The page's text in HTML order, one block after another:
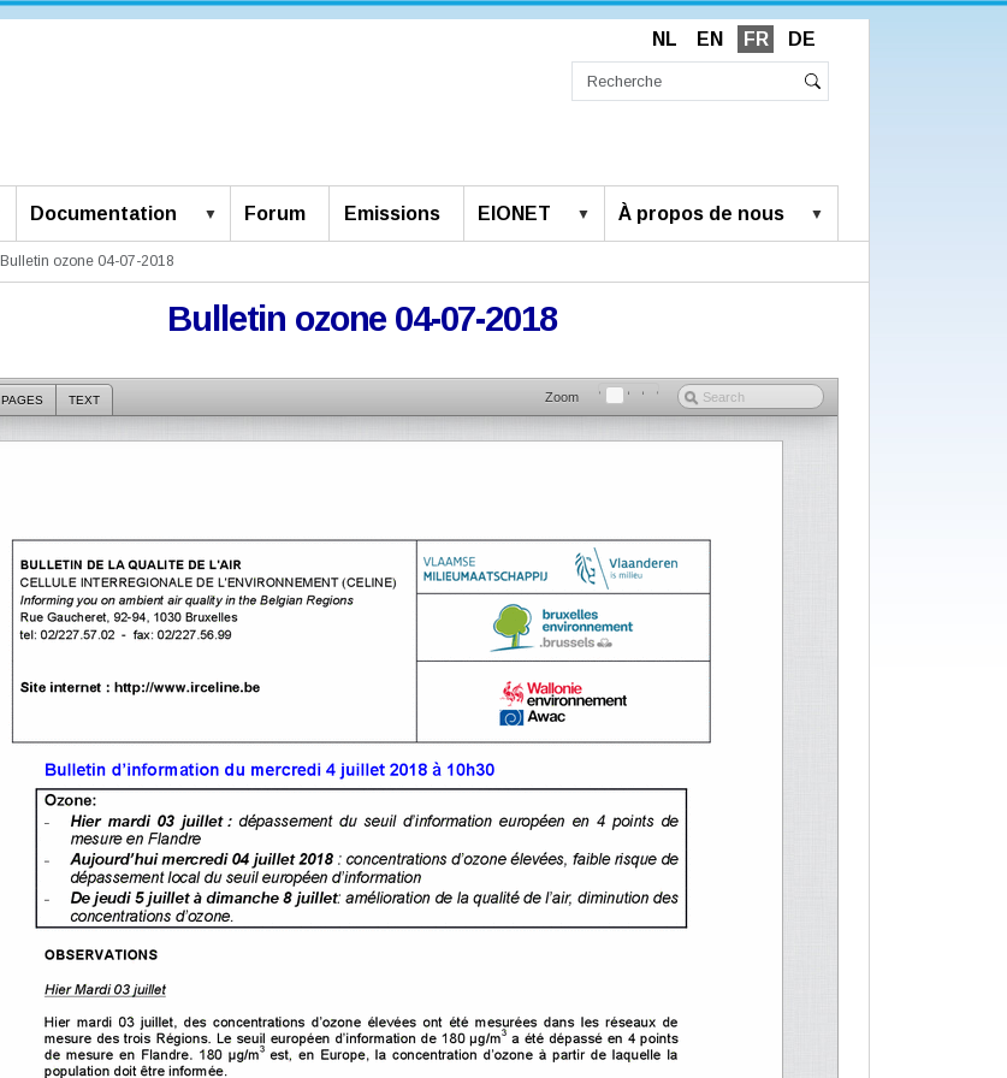
NL EN FR DE
Documentation Forum Emissions EIONET À propos de nous
Bulletin ozone 04-07-2018
Bulletin ozone 04-07-2018
PAGES TEXT Zoom